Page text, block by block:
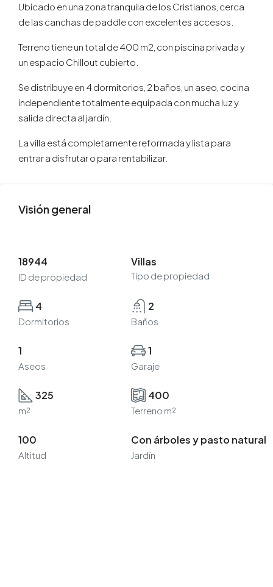
Ubicado en una zona tranquila de los Cristianos, cerca
de las canchas de paddle con excelentes accesos.
Terreno tiene un total de 400 m2, con piscina privada y
un espacio Chillout cubierto.
Se distribuye en 4 dormitorios, 2 baños, un aseo, cocina
independiente totalmente equipada con mucha luz y
salida directa al jardín.
La villa está completamente reformada y lista para
entrar a disfrutar o para rentabilizar.
Visión general
18944
ID de propiedad
Villas
Tipo de propiedad
4
Dormitorios
2
Baños
1
Aseos
1
Garaje
325
m²
400
Terreno m²
100
Altitud
Con árboles y pasto natural
Jardín